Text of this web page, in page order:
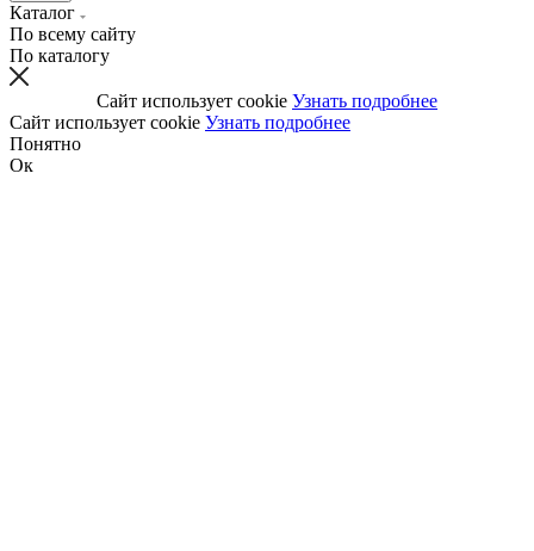
Каталог
По всему сайту
По каталогу
Сайт использует cookie Узнать подробнее
Сайт использует cookie Узнать подробнее
Понятно
Ок